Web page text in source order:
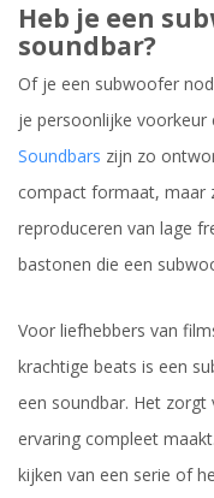
Heb je een
soundbar?
Of je een subwoofer
je persoonlijke voorkeur
Soundbars zijn zo
compact formaat, maar
reproduceren van lage
bastonen die een
Voor liefhebbers van
krachtige beats is een
een soundbar. Het
ervaring compleet
kijken van een serie of